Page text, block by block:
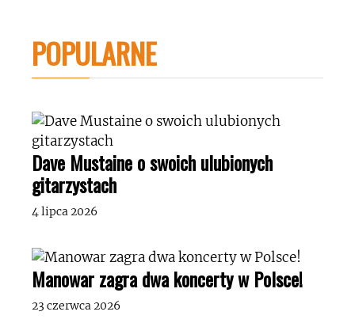
POPULARNE
Dave Mustaine o swoich ulubionych
gitarzystach
4 lipca 2026
Manowar zagra dwa koncerty w Polsce!
23 czerwca 2026